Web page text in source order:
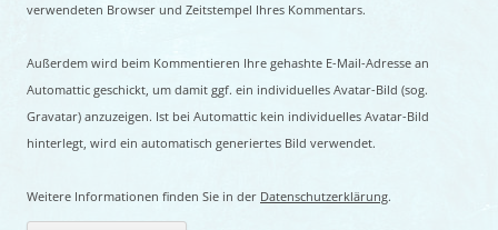
verwendeten Browser und Zeitstempel Ihres Kommentars.
Außerdem wird beim Kommentieren Ihre gehashte E-Mail-Adresse an
Automattic geschickt, um damit ggf. ein individuelles Avatar-Bild (sog.
Gravatar) anzuzeigen. Ist bei Automattic kein individuelles Avatar-Bild
hinterlegt, wird ein automatisch generiertes Bild verwendet.
Weitere Informationen finden Sie in der Datenschutzerklärung.